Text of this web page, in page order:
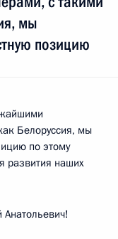
мы
позицию
Белоруссия, мы
по этому
развития наших